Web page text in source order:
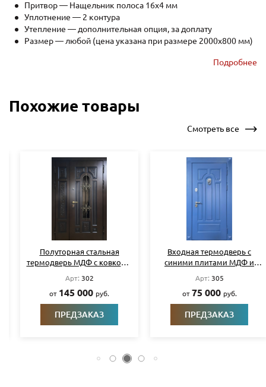
Притвор — Нащельник полоса 16х4 мм
Уплотнение — 2 контура
Утепление — дополнительная опция, за доплату
Размер — любой (цена указана при размере 2000x800 мм)
Подробнее
Похожие товары
Смотреть все
Полуторная стальная
термодверь МДФ с ковкой и
Арт:302
145 000руб.
ПРЕДЗАКАЗ
Входная термодверь с
синими плитами МДФ и
Арт:305
75 000руб.
ПРЕДЗАКАЗ